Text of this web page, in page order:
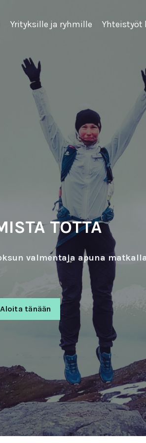
Yrityksille ja ryhmille Yhteistyöt
TOTTA
valmentaja apuna
Aloita tänään